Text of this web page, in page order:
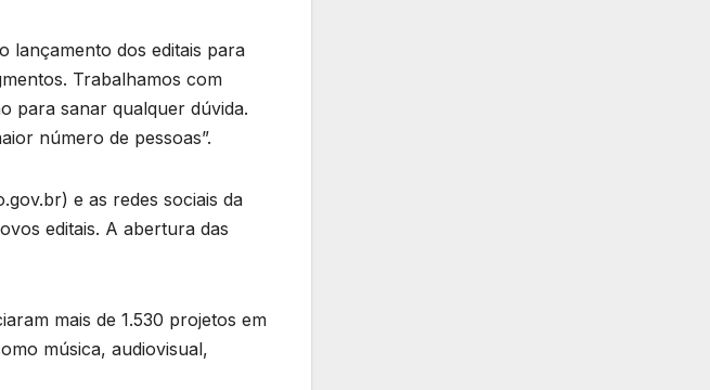
lançamento dos editais para
Trabalhamos com
para sanar qualquer dúvida.
número de pessoas”.
e as redes sociais da
editais. A abertura das
mais de 1.530 projetos em
música, audiovisual,